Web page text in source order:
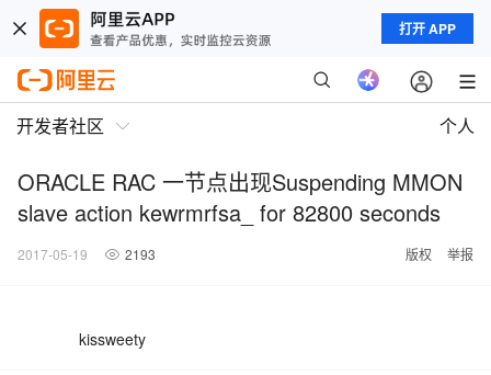
打开 APP
开发者社区 个人
ORACLE RAC 一节点出现Suspending MMON
slave action kewrmrfsa_ for 82800 seconds
2017-05-19 2193 版权 举报
kissweety